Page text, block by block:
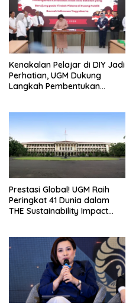
Kenakalan Pelajar di DIY Jadi
Perhatian, UGM Dukung
Langkah Pembentukan
Prestasi Global! UGM Raih
Peringkat 41 Dunia dalam
THE Sustainability Impact